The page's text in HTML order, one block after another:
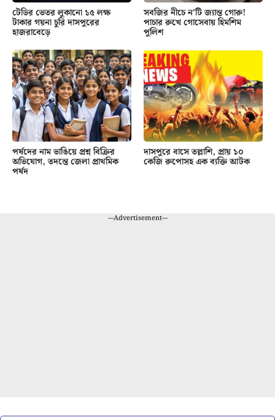
টেডির ভেতর লুকানো ১৫ লক্ষ
টাকার গয়না চুরি দাসপুরের
হাজরাবেড়ে
সবজির নীচে ন’টি জ্যান্ত গোরু!
পাচার রুখে গোসেবায় হিমশিম
পুলিশ
পর্ষদের নাম ভাঙিয়ে প্রশ্ন বিক্রির
অভিযোগ, তদন্তে জেলা প্রাথমিক
পর্ষদ
দাসপুরে বাসে তল্লাশি, প্রায় ১০
কেজি রুপোসহ এক ব্যক্তি আটক
---Advertisement---